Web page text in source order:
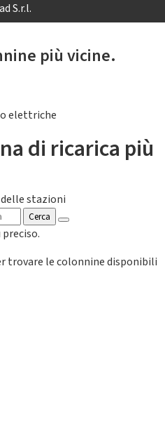
S.r.l.
più vicine.
elettriche
di ricarica più
stazioni
Cerca
trovare le colonnine disponibili